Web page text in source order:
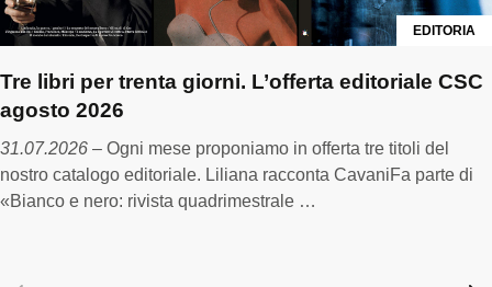
EDITORIA
Tre libri per trenta giorni. L’offerta editoriale CSC
agosto 2026
31.07.2026 – Ogni mese proponiamo in offerta tre titoli del
nostro catalogo editoriale. Liliana racconta CavaniFa parte di
«Bianco e nero: rivista quadrimestrale …